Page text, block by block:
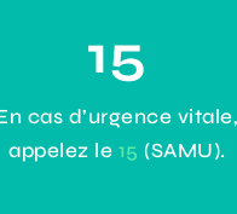
15
cas d’urgence vitale,
appelez le 15 (SAMU).